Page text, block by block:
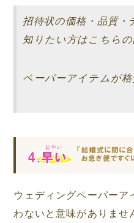
招待状の価格・品質
知りたい方はこちら
ペーパーアイテムが
ウェディングペーパーア
わないと意味がありませ